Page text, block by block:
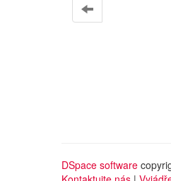
DSpace software